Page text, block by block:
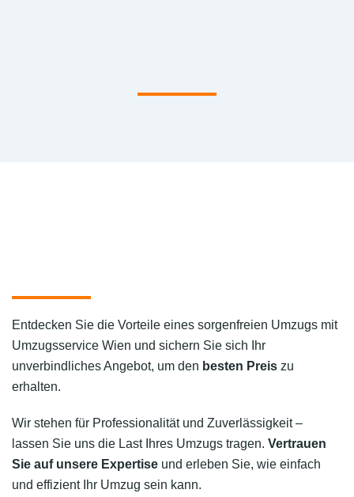
Entdecken Sie die Vorteile eines sorgenfreien Umzugs mit
Umzugsservice Wien und sichern Sie sich Ihr
unverbindliches Angebot, um den besten Preis zu
erhalten.
Wir stehen für Professionalität und Zuverlässigkeit –
lassen Sie uns die Last Ihres Umzugs tragen. Vertrauen
Sie auf unsere Expertise und erleben Sie, wie einfach
und effizient Ihr Umzug sein kann.